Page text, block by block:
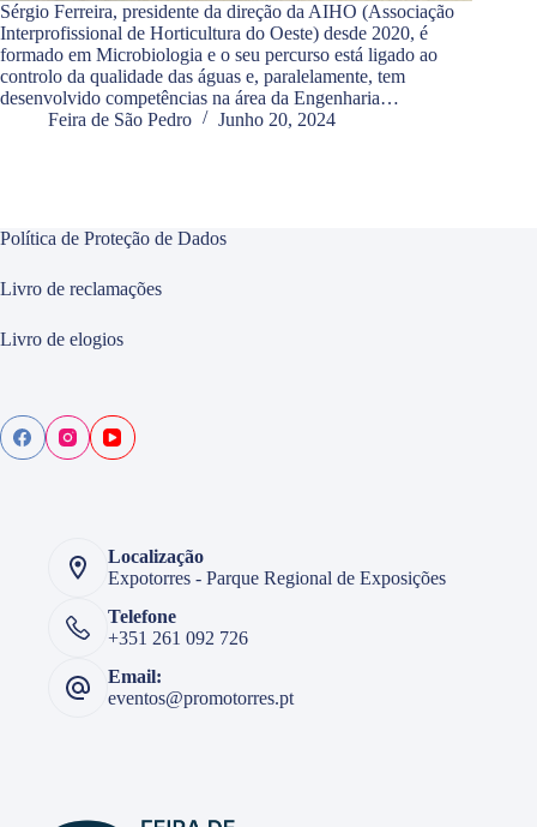
Sérgio Ferreira, presidente da direção da AIHO (Associação
Interprofissional de Horticultura do Oeste) desde 2020, é
formado em Microbiologia e o seu percurso está ligado ao
controlo da qualidade das águas e, paralelamente, tem
desenvolvido competências na área da Engenharia…
Feira de São Pedro
Junho 20, 2024
Política de Proteção de Dados
Livro de reclamações
Livro de elogios
Localização
Expotorres - Parque Regional de Exposições
Telefone
+351 261 092 726
Email:
eventos@promotorres.pt